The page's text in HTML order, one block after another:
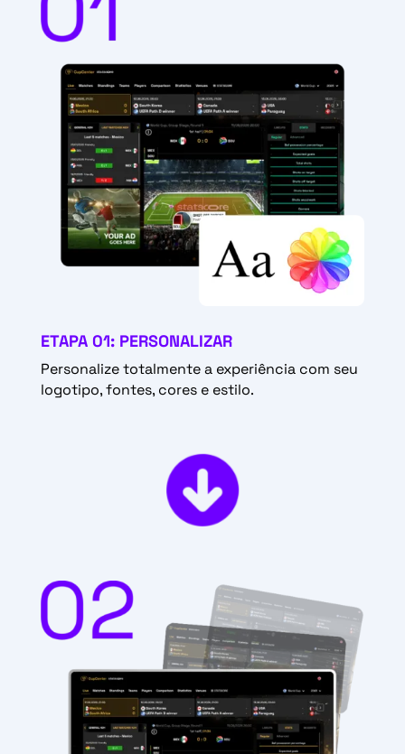
ETAPA 01: PERSONALIZAR
Personalize totalmente a experiência com seu
logotipo, fontes, cores e estilo.